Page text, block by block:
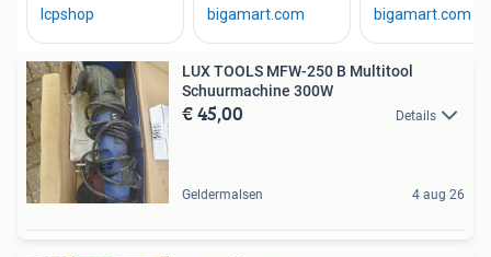
LUX TOOLS MFW-250 B Multitool
Schuurmachine 300W
€ 45,00 Details
Geldermalsen 4 aug 26